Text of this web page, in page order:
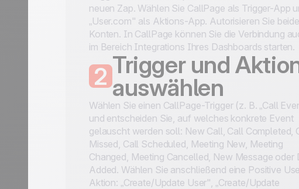
neuen Zap. Wählen Sie CallPage als Trigger-App
„User.com" als Aktions-App. Autorisieren Sie beide
Konten. In CallPage können Sie die Verbindung
im Bereich Integrations Ihres Dashboards starten.
2 Trigger und
auswählen
Wählen Sie einen CallPage-Trigger (z. B. „Call
und entscheiden Sie, auf welches konkrete Event
gelauscht werden soll: New Call, Call Completed,
Missed, Call Scheduled, Meeting New, Meeting
Changed, Meeting Cancelled, New Message oder
Added. Wählen Sie anschließend eine Positive
Aktion: „Create/Update User", „Create/Update